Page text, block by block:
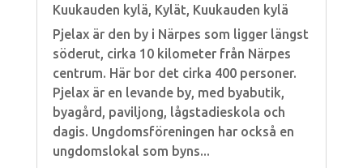
Kuukauden kylä Kylät Kuukauden kylä
Pjelax är den by i Närpes som ligger längst
söderut, cirka 10 kilometer från Närpes
centrum. Här bor det cirka 400 personer.
Pjelax är en levande by, med byabutik,
byagård, paviljong, lågstadieskola och
dagis. Ungdomsföreningen har också en
ungdomslokal som byns...